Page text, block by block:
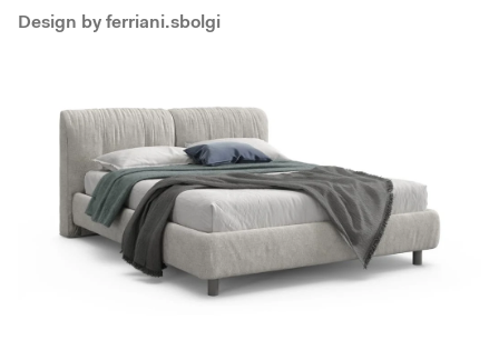
Design by ferriani.sbolgi